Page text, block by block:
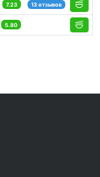
7.23 13 отзывов
5.80